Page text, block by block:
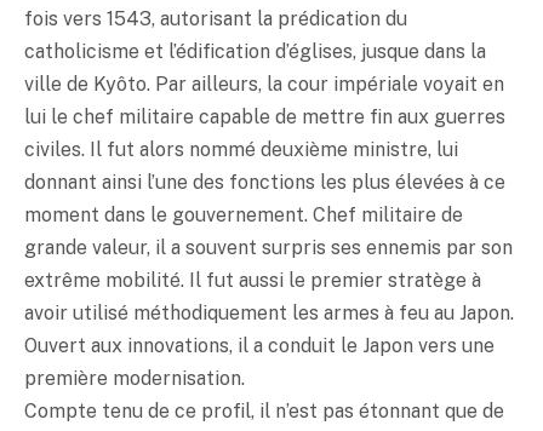
fois vers 1543, autorisant la prédication du
catholicisme et l’édification d’églises, jusque dans la
ville de Kyôto. Par ailleurs, la cour impériale voyait en
lui le chef militaire capable de mettre fin aux guerres
civiles. Il fut alors nommé deuxième ministre, lui
donnant ainsi l’une des fonctions les plus élevées à ce
moment dans le gouvernement. Chef militaire de
grande valeur, il a souvent surpris ses ennemis par son
extrême mobilité. Il fut aussi le premier stratège à
avoir utilisé méthodiquement les armes à feu au Japon.
Ouvert aux innovations, il a conduit le Japon vers une
première modernisation.
Compte tenu de ce profil, il n’est pas étonnant que de